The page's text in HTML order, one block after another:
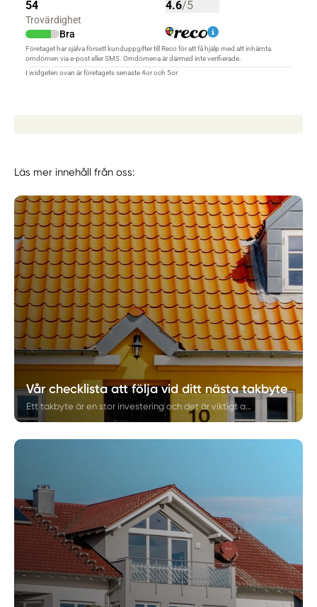
Läs mer innehåll från oss:
Vår checklista att följa vid ditt nästa takbyte
Ett takbyte är en stor investering och det är viktigt att göra rätt från början. I vår checklista för takbyte går vi på Skåne Fastighetsrenovering igenom de viktigaste stegen du bör följa innan, under och efter att du lägger om tak. Guiden hjälper fastighetsägare i Skåne att planera sitt takprojekt tryggt och undvika vanliga misstag.